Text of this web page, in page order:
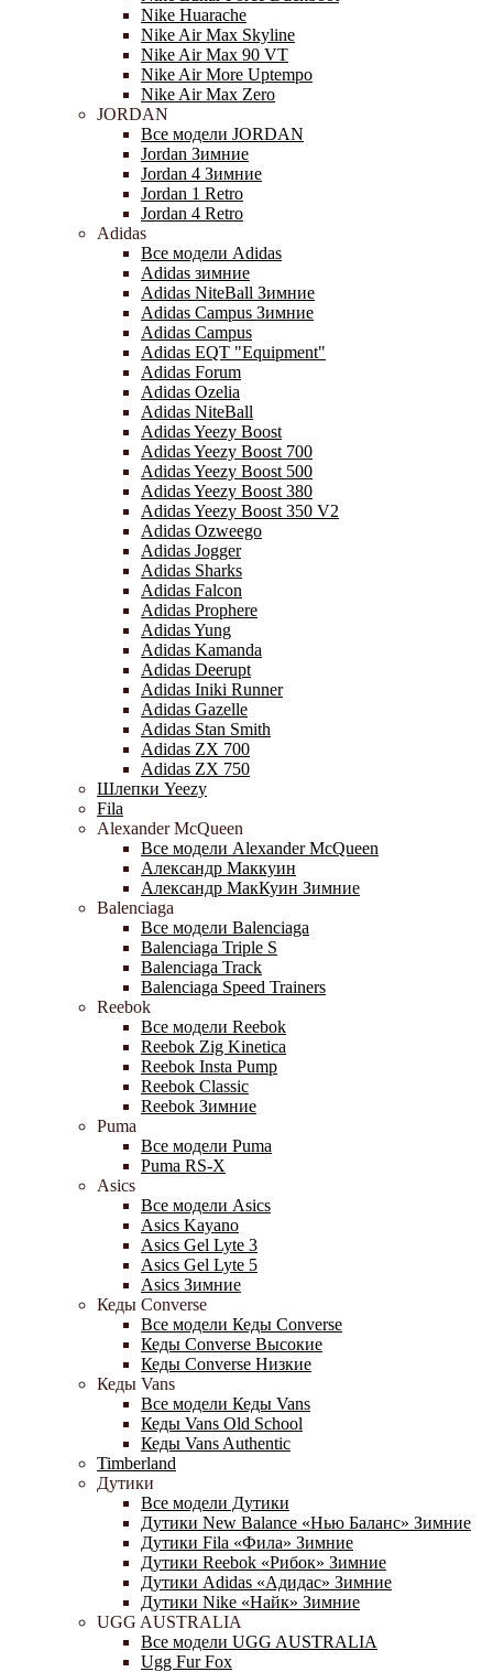
Nike Huarache
Nike Air Max Skyline
Nike Air Max 90 VT
Nike Air More Uptempo
Nike Air Max Zero
JORDAN
Все модели JORDAN
Jordan Зимние
Jordan 4 Зимние
Jordan 1 Retro
Jordan 4 Retro
Adidas
Все модели Adidas
Adidas зимние
Adidas NiteBall Зимние
Adidas Campus Зимние
Adidas Campus
Adidas EQT "Equipment"
Adidas Forum
Adidas Ozelia
Adidas NiteBall
Adidas Yeezy Boost
Adidas Yeezy Boost 700
Adidas Yeezy Boost 500
Adidas Yeezy Boost 380
Adidas Yeezy Boost 350 V2
Adidas Ozweego
Adidas Jogger
Adidas Sharks
Adidas Falcon
Adidas Prophere
Adidas Yung
Adidas Kamanda
Adidas Deerupt
Adidas Iniki Runner
Adidas Gazelle
Adidas Stan Smith
Adidas ZX 700
Adidas ZX 750
Шлепки Yeezy
Fila
Alexander McQueen
Все модели Alexander McQueen
Александр Маккуин
Александр МакКуин Зимние
Balenciaga
Все модели Balenciaga
Balenciaga Triple S
Balenciaga Track
Balenciaga Speed Trainers
Reebok
Все модели Reebok
Reebok Zig Kinetica
Reebok Insta Pump
Reebok Classic
Reebok Зимние
Puma
Все модели Puma
Puma RS-X
Asics
Все модели Asics
Asics Kayano
Asics Gel Lyte 3
Asics Gel Lyte 5
Asics Зимние
Кеды Converse
Все модели Кеды Converse
Кеды Converse Высокие
Кеды Converse Низкие
Кеды Vans
Все модели Кеды Vans
Кеды Vans Old School
Кеды Vans Authentic
Timberland
Дутики
Все модели Дутики
Дутики New Balance «Нью Баланс» Зимние
Дутики Fila «Фила» Зимние
Дутики Reebok «Рибок» Зимние
Дутики Adidas «Адидас» Зимние
Дутики Nike «Найк» Зимние
UGG AUSTRALIA
Все модели UGG AUSTRALIA
Ugg Fur Fox